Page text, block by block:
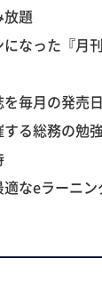
題
なった『月
を毎月の発売
る総務の勉
なeラーニ